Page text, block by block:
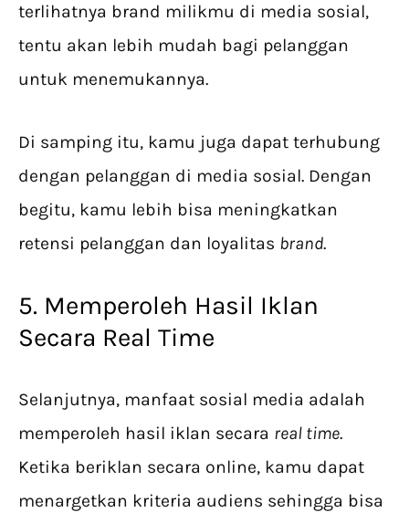
terlihatnya brand milikmu di media sosial,
tentu akan lebih mudah bagi pelanggan
untuk menemukannya.
Di samping itu, kamu juga dapat terhubung
dengan pelanggan di media sosial. Dengan
begitu, kamu lebih bisa meningkatkan
retensi pelanggan dan loyalitas brand.
5. Memperoleh Hasil Iklan
Secara Real Time
Selanjutnya, manfaat sosial media adalah
memperoleh hasil iklan secara real time.
Ketika beriklan secara online, kamu dapat
menargetkan kriteria audiens sehingga bisa